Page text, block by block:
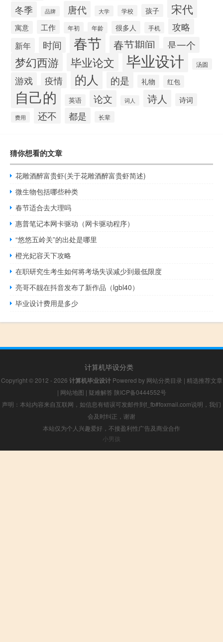
冬季 品牌 唐代 大学 学校 孩子 宋代
寓意 工作 年初 年龄 很多人 手机 攻略
新年 时间 春节 春节期间 是一个
梦幻西游 毕业论文 毕业设计 汤圆
游戏 疫情 的人 的是 礼物 红包
自己的 英语 论文 词人 诗人 诗词
费用 还不 都是 长辈
猜你想看的文章
花雕酒醉富贵虾(关于花雕酒醉富贵虾简述)
微生物包括哪些种类
春节适合去大理吗
惠普笔记本网卡驱动（网卡驱动程序）
“悠悠五岭关”的出处是哪里
橙光妃容天下攻略
在职研究生考生如何将考场失误减少到最低限度
亮哥不靓在抖音发布了新作品（lgbl40）
毕业设计费用是多少
计算机毕设分类
Copyright © 2012 - 2026 计算机毕业设计Powered by 网站分类目录 | 精选推荐文章
| 网站地图 | 疑难解答 陕ICP备0444552号
声明：本站内容来自互联网，如信息有错误可发邮件到f_fb#foxmail.com说明，我们
会及时纠正，谢谢
本站仅为个人兴趣爱好，不接盈利性广告及商业合作
小男孩